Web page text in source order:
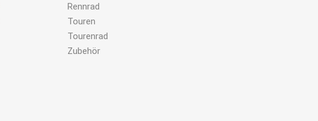
Rennrad
Touren
Tourenrad
Zubehör